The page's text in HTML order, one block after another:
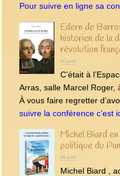
Pour suivre en ligne sa
Edern de
historien de la
révolution
30 avril
C’était à
Arras, salle Marcel Roger,
À vous faire regretter
suivre la conférence c’est
Michel Biard
politique du
25 avril
Michel Biard ,